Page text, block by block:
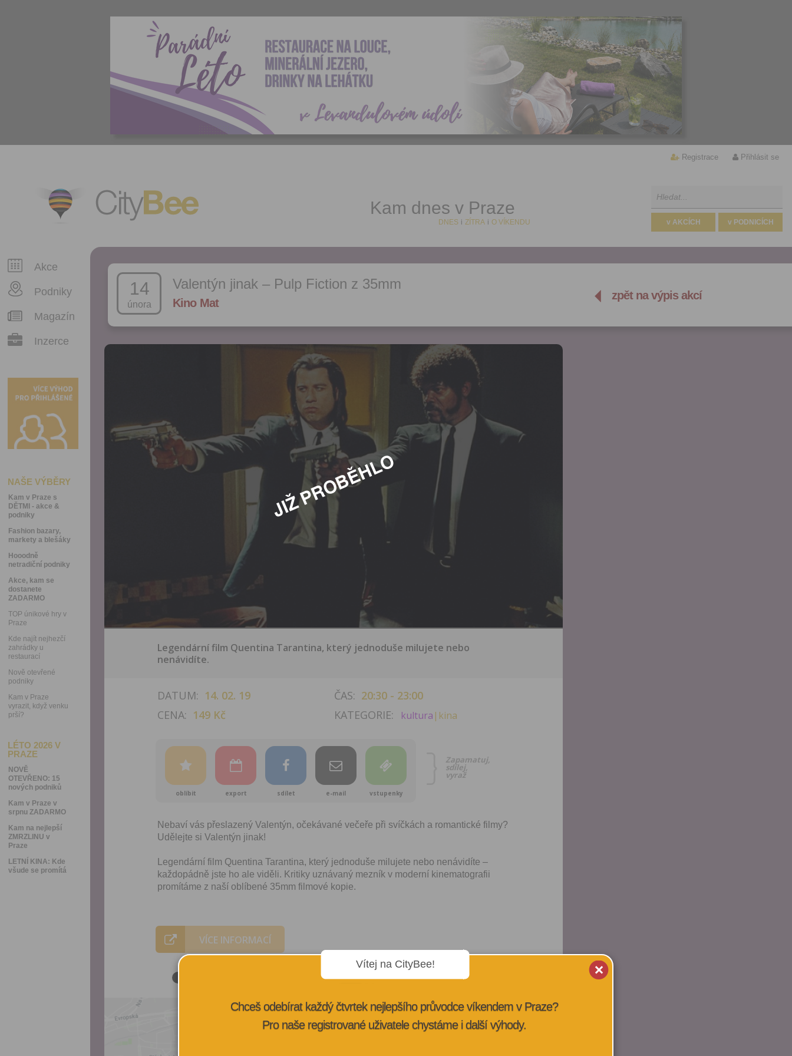
Registrace Přihlásit se
CityBee Kam dnes v Praze
DNES i ZÍTRA i O VÍKENDU
Akce
Podniky
Magazín
Inzerce
NAŠE VÝBĚRY
Kam v Praze s
DĚTMI - akce &
podniky
Fashion bazary,
markety a blešáky
Hooodně
netradiční podniky
Akce, kam se
dostanete
ZADARMO
TOP únikové hry v
Praze
Kde najít nejhezčí
zahrádky u
restaurací
Nově otevřené
podniky
Kam v Praze
vyrazit, když venku
prší?
LÉTO 2026 V
PRAZE
NOVĚ
OTEVŘENO: 15
nových podniků
Kam v Praze v
srpnu ZADARMO
Kam na nejlepší
ZMRZLINU v
Praze
LETNÍ KINA: Kde
všude se promítá
14
února
Valentýn jinak – Pulp Fiction z 35mm
Kino Mat
zpět na výpis akcí
Legendární film Quentina Tarantina, který jednoduše milujete nebo
nenávidíte.
DATUM: 14. 02. 19
CENA: 149 Kč
ČAS: 20:30 - 23:00
KATEGORIE:
kultura |kina
oblíbit export sdílet e-mail vstupenky
Zapamatuj,
sdílej,
vyraž
Nebaví vás přeslazený Valentýn, očekávané večeře při svíčkách a romantické filmy?
Udělejte si Valentýn jinak!
Legendární film Quentina Tarantina, který jednoduše milujete nebo nenávidíte –
každopádně jste ho ale viděli. Kritiky uznávaný mezník v moderní kinematografii
promítáme z naší oblíbené 35mm filmové kopie.
VÍCE INFORMACÍ
Vítej na CityBee!
Chceš odebírat každý čtvrtek nejlepšího průvodce víkendem v Praze?
Pro naše registrované uživatele chystáme i další výhody.